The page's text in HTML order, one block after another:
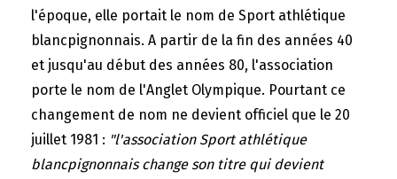
l'époque, elle portait le nom de Sport athlétique
blancpignonnais. A partir de la fin des années 40
et jusqu'au début des années 80, l'association
porte le nom de l'Anglet Olympique. Pourtant ce
changement de nom ne devient officiel que le 20
juillet 1981 : "l'association Sport athlétique
blancpignonnais change son titre qui devient